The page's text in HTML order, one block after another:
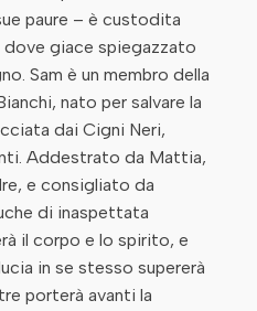
paure – è custodita
dove giace spiegazzato
Sam è un membro della
nato per salvare la
dai Cigni Neri,
Addestrato da Mattia,
e consigliato da
di inaspettata
il corpo e lo spirito, e
in se stesso supererà
porterà avanti la